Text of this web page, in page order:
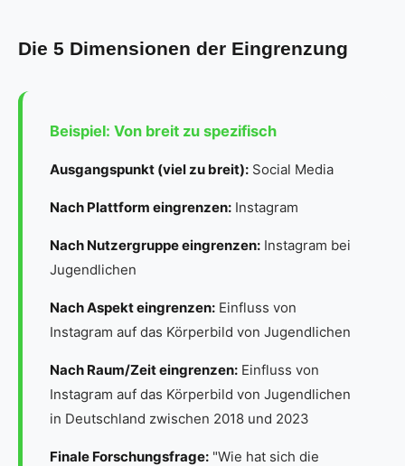
Die 5 Dimensionen der Eingrenzung
Beispiel: Von breit zu spezifisch
Ausgangspunkt (viel zu breit): Social Media
Nach Plattform eingrenzen: Instagram
Nach Nutzergruppe eingrenzen: Instagram bei
Jugendlichen
Nach Aspekt eingrenzen: Einfluss von
Instagram auf das Körperbild von Jugendlichen
Nach Raum/Zeit eingrenzen: Einfluss von
Instagram auf das Körperbild von Jugendlichen
in Deutschland zwischen 2018 und 2023
Finale Forschungsfrage: "Wie hat sich die